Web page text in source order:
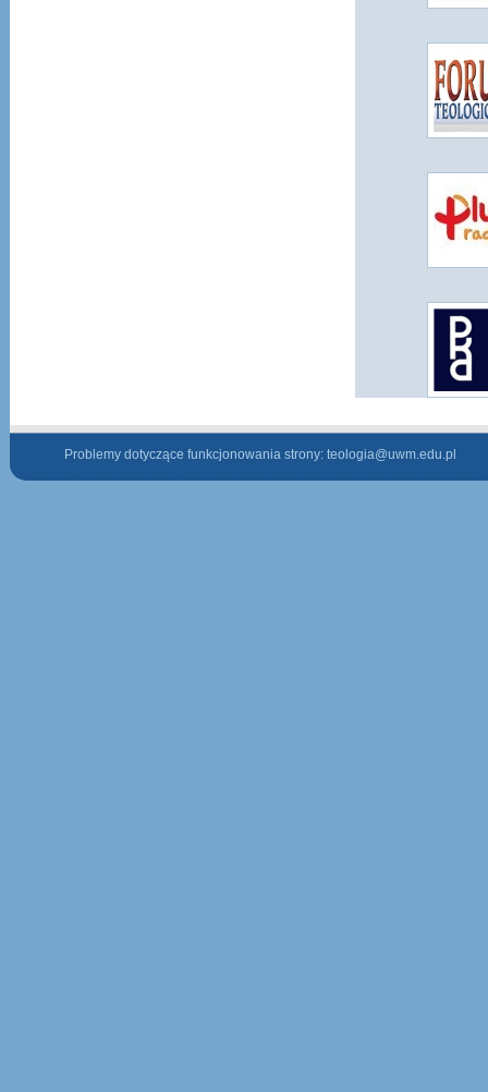
Problemy dotyczące funkcjonowania strony: teologia@uwm.edu.pl